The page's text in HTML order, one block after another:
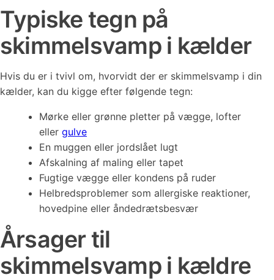
Typiske tegn på
skimmelsvamp i kælder
Hvis du er i tvivl om, hvorvidt der er skimmelsvamp i din
kælder, kan du kigge efter følgende tegn:
Mørke eller grønne pletter på vægge, lofter
eller gulve
En muggen eller jordslået lugt
Afskalning af maling eller tapet
Fugtige vægge eller kondens på ruder
Helbredsproblemer som allergiske reaktioner,
hovedpine eller åndedrætsbesvær
Årsager til
skimmelsvamp i kældre